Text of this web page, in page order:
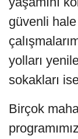
güvenli
yolları
sokakları
Birçok